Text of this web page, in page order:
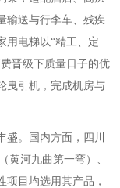
输送与行李车、残疾
用电梯以“精工、定
晋级下质量日子的优
曳引机，完成机房与
。国内方面，四川
黄河九曲第一弯）、
项目均选用其产品，